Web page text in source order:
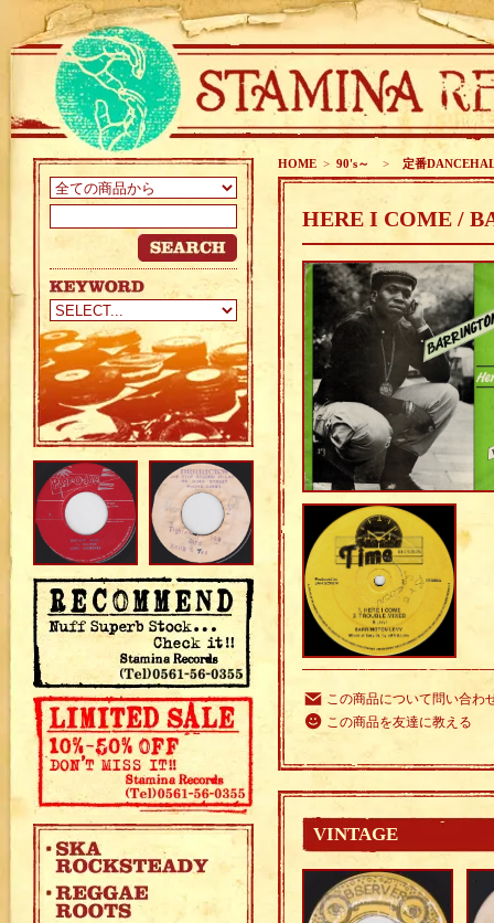
HOME > 90's～ > 定番
HERE I COME /
この商品について問い合わ
この商品を友達に教える
VINTAGE